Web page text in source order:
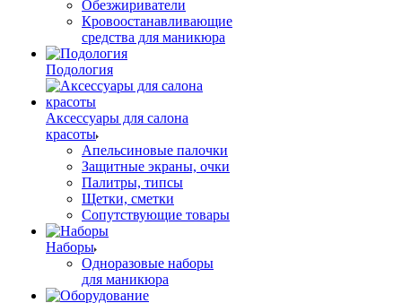
Обезжириватели
Кровоостанавливающие
средства для маникюра
Подология
Аксессуары для салона
красоты
Апельсиновые палочки
Защитные экраны, очки
Палитры, типсы
Щетки, сметки
Сопутствующие товары
Наборы
Одноразовые наборы
для маникюра